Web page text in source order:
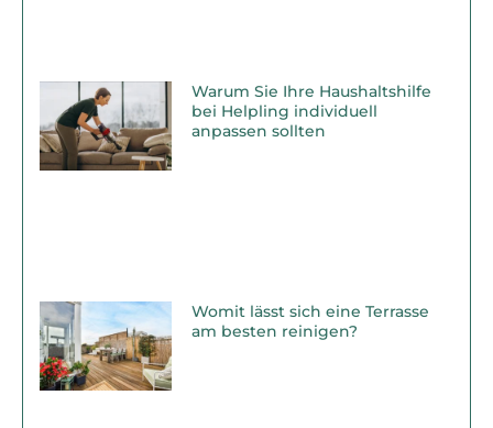
Warum Sie Ihre Haushaltshilfe
bei Helpling individuell
anpassen sollten
Womit lässt sich eine Terrasse
am besten reinigen?